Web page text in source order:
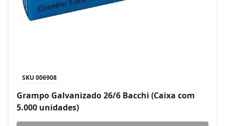
SKU 006908
Grampo Galvanizado 26/6 Bacchi (Caixa com
5.000 unidades)